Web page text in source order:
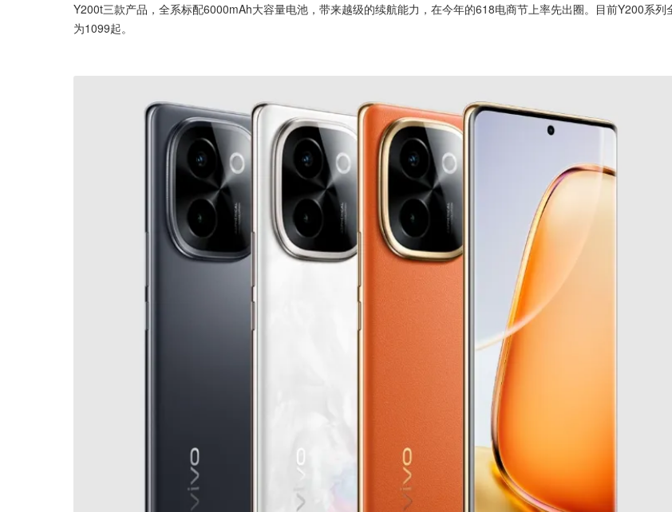
Y200t三款产品，全系标配6000mAh大容量电池，带来越级的续航能力，在今年的618电商节上率先出圈。目前Y200系列
为1099起。